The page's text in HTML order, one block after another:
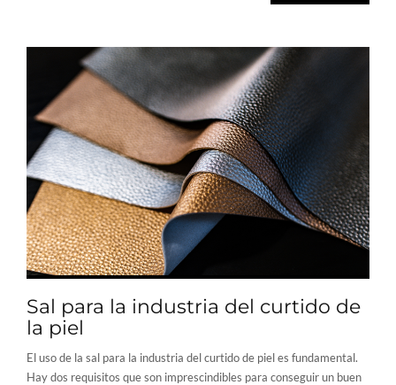
Sal para la industria del curtido de
la piel
El uso de la sal para la industria del curtido de piel es fundamental.
Hay dos requisitos que son imprescindibles para conseguir un buen